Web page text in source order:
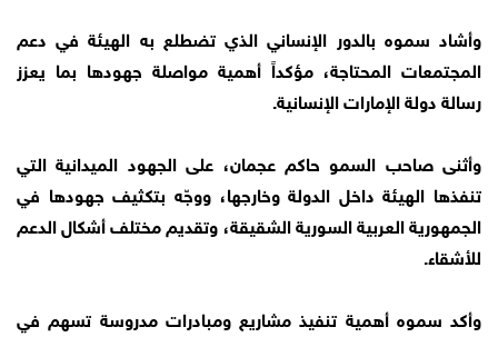
وأشاد سموه بالدور الإنساني الذي تضطلع به الهيئة في دعم
المجتمعات المحتاجة، مؤكداً أهمية مواصلة جهودها بما يعزز
رسالة دولة الإمارات الإنسانية.
وأثنى صاحب السمو حاكم عجمان، على الجهود الميدانية التي
تنفذها الهيئة داخل الدولة وخارجها، ووجّه بتكثيف جهودها في
الجمهورية العربية السورية الشقيقة، وتقديم مختلف أشكال الدعم
للأشقاء.
وأكد سموه أهمية تنفيذ مشاريع ومبادرات مدروسة تسهم في